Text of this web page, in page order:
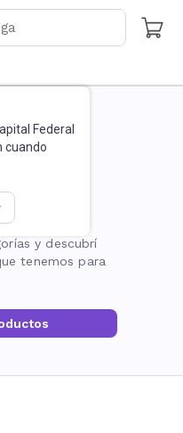
Federal
cuando
existe
y descubrí
tenemos para